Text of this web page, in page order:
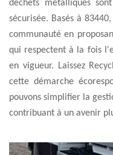
déchets métalliques
sécurisée. Basés à
communauté en
qui respectent à la fois
en vigueur. Laissez
cette démarche
pouvons simplifier la
contribuant à un avenir